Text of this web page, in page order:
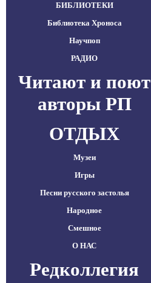
БИБЛИОТЕКИ
Библиотека Хроноса
Научпоп
РАДИО
Читают и поют
авторы РП
ОТДЫХ
Музеи
Игры
Песни русского застолья
Народное
Смешное
О НАС
Редколлегия